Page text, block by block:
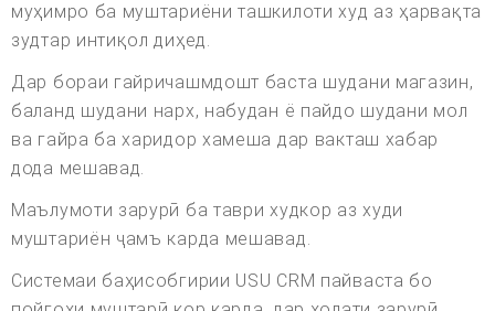
муҳимро ба муштариёни ташкилоти худ аз ҳарвақта
зудтар интиқол диҳед.
Дар бораи гайричашмдошт баста шудани магазин,
баланд шудани нарх, набудан ё пайдо шудани мол
ва гайра ба харидор хамеша дар вакташ хабар
дода мешавад.
Маълумоти зарурӣ ба таври худкор аз худи
муштариён ҷамъ карда мешавад.
Системаи баҳисобгирии USU CRM пайваста бо